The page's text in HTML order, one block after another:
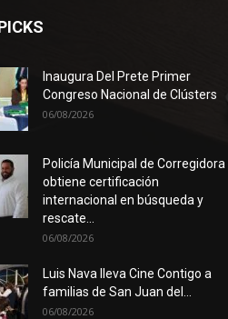
Inaugura Del Prete Primer
Congreso Nacional de Clústers
06/08/2026
Policía Municipal de Corregidora
obtiene certificación
internacional en búsqueda y
rescate...
06/08/2026
Luis Nava lleva Cine Contigo a
familias de San Juan del...
06/08/2026